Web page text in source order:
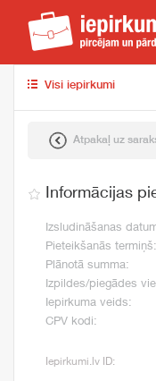
Visi iepirkumi
Atpakaļ uz
Informācijas
Izsludināšanas
Pieteikšanās termiņš:
Plānotā summa:
Izpildes/piegādes
Iepirkuma veids:
CPV kodi:
Iepirkumi.lv ID: